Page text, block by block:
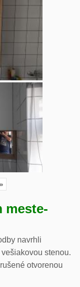
»
meste-
navrhli
stenou.
otvorenou